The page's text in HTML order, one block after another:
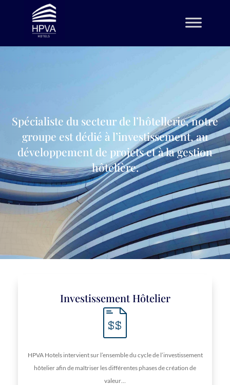
Spécialiste du secteur de l’hôtellerie, notre
groupe est dédié à l’investissement, au
développement de projets et à la gestion
hôtelière.
Investissement Hôtelier
HPVA Hotels intervient sur l’ensemble du cycle de l’investissement
hôtelier afin de maîtriser les différentes phases de création de
valeur…